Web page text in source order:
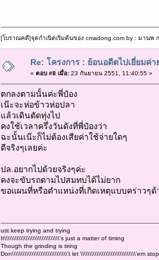
[โบราณคดี]จุดกำเนิดเริ่มต้นของ cmadong.com by : มานพ
Re: โครงการ : ย้อนอดีตไปเยี่ยมค่
« ตอบ #8 เมื่อ:23 กันยายน 2551, 11:40:55 »
ตกลงตามนั้นค่ะพี่ป๋อง
เน๊ะจะห่อข้าวห่อปลา
แล้วเดินตัดทุ่งไป
คงใช้เวลาครึ่งวันดังที่พี่ป๋องว่า
ฉะนั้นเน๊ะก็ไม่ต้องเสียค่าใช้จ่ายใดๆ
ดีจริงๆเลยค่ะ
ปล.อยากไปด้วยจริงๆค่ะ
คงจะขับรถตามไปสมทบได้ไม่ยาก
ขอแผนที่หรือตำแหน่งที่เกิดเหตุแบบคร่าวๆด้
ust keep trying and trying
It\\\\\\\\\\\\\\\\\\\\\\\\\\\\\\\'s just a matter of timing
Though the grinding is tiring
Don\\\\\\\\\\\\\\\\\\\\\\\\\\\\\\\'t let \\\\\\\\\\\\\\\\\\\\\\\\\\\\\\\'em stop